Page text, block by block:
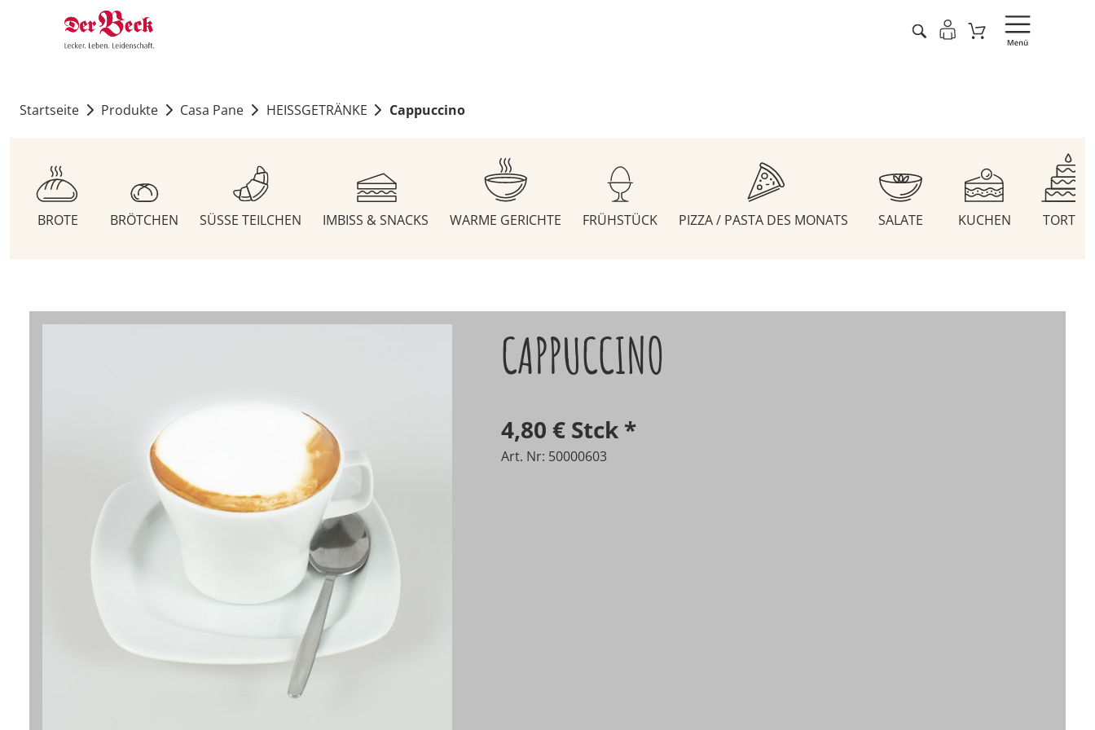
Startseite Produkte Casa Pane HEISSGETRÄNKE Cappuccino
BROTE BRÖTCHEN SÜSSE TEILCHEN IMBISS & SNACKS WARME GERICHTE FRÜHSTÜCK PIZZA / PASTA DES MONATS SALATE KUCHEN TORTEN
CAPPUCCINO
4,80 € Stck*
Art. Nr: 50000603